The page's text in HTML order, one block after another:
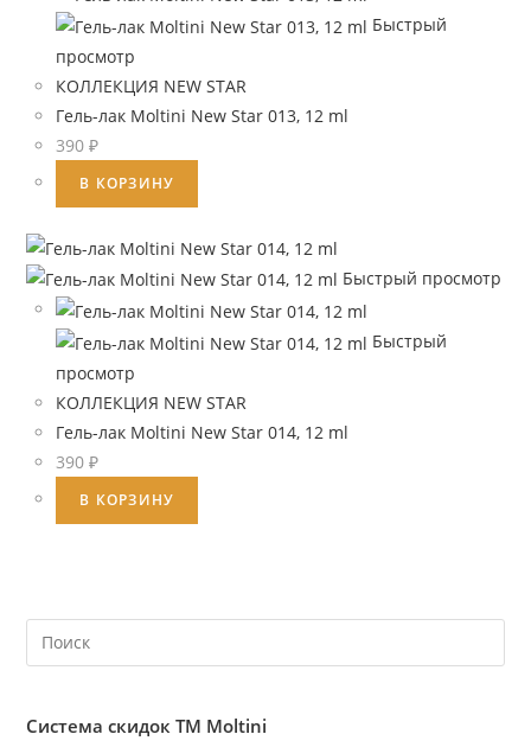
Быстрый
просмотр
КОЛЛЕКЦИЯ NEW STAR
Гель-лак Moltini New Star 013, 12 ml
390₽
В КОРЗИНУ
Быстрый просмотр
Быстрый
просмотр
КОЛЛЕКЦИЯ NEW STAR
Гель-лак Moltini New Star 014, 12 ml
390₽
В КОРЗИНУ
Система скидок ТМ Moltini